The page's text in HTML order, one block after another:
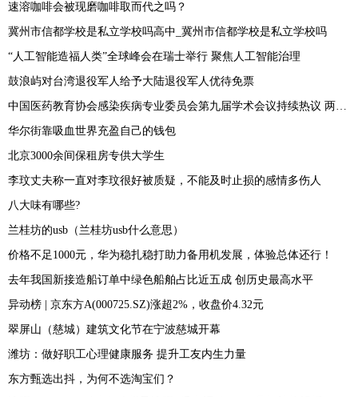
速溶咖啡会被现磨咖啡取而代之吗？
冀州市信都学校是私立学校吗高中_冀州市信都学校是私立学校吗
“人工智能造福人类”全球峰会在瑞士举行 聚焦人工智能治理
鼓浪屿对台湾退役军人给予大陆退役军人优待免票
中国医药教育协会感染疾病专业委员会第九届学术会议持续热议 两性霉素专家共识发布
华尔街靠吸血世界充盈自己的钱包
北京3000余间保租房专供大学生
李玟丈夫称一直对李玟很好被质疑，不能及时止损的感情多伤人
八大味有哪些?
兰桂坊的usb（兰桂坊usb什么意思）
价格不足1000元，华为稳扎稳打助力备用机发展，体验总体还行！
去年我国新接造船订单中绿色船舶占比近五成 创历史最高水平
异动榜 | 京东方A(000725.SZ)涨超2%，收盘价4.32元
翠屏山（慈城）建筑文化节在宁波慈城开幕
潍坊：做好职工心理健康服务 提升工友内生力量
东方甄选出抖，为何不选淘宝们？